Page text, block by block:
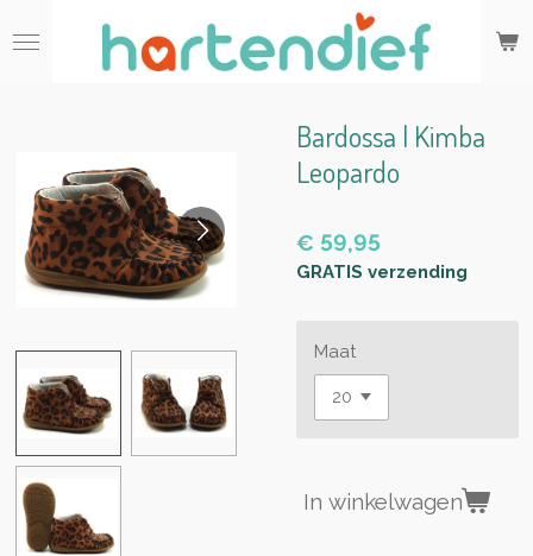
direct
Bardossa | Kimba
Leopardo
€ 59,95
GRATIS verzending
Maat
In winkelwagen